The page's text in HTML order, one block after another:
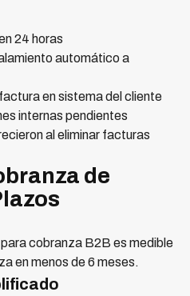
24 horas
automático a
en sistema del cliente
internas pendientes
al eliminar facturas
de
cobranza B2B es medible
en menos de 6 meses.